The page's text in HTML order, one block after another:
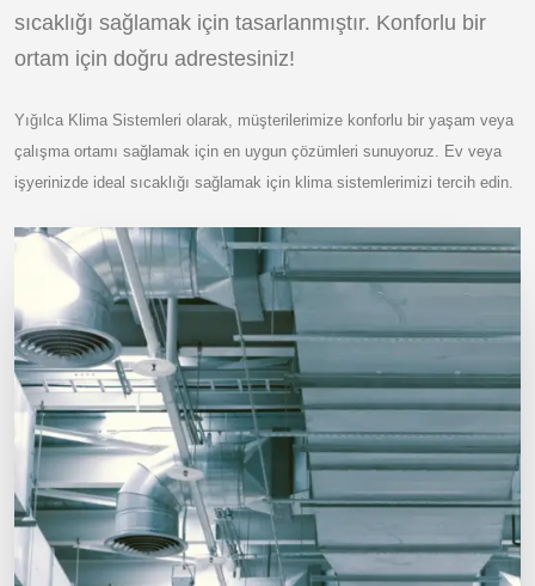
sıcaklığı sağlamak için tasarlanmıştır. Konforlu bir
ortam için doğru adrestesiniz!
Yığılca Klima Sistemleri olarak, müşterilerimize konforlu bir yaşam veya
çalışma ortamı sağlamak için en uygun çözümleri sunuyoruz. Ev veya
işyerinizde ideal sıcaklığı sağlamak için klima sistemlerimizi tercih edin.